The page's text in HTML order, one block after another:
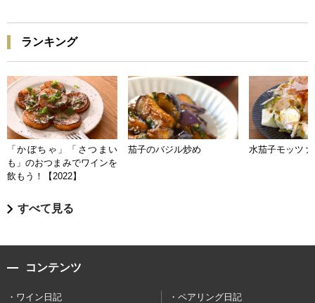
ランキング
「かぼちゃ」「さつまい
も」のおつまみでワインを
飲もう！【2022】
茄子のバジル炒め 水茄子モッツァ
すべて見る
コンテンツ
ワイン日記
ペアリング日記